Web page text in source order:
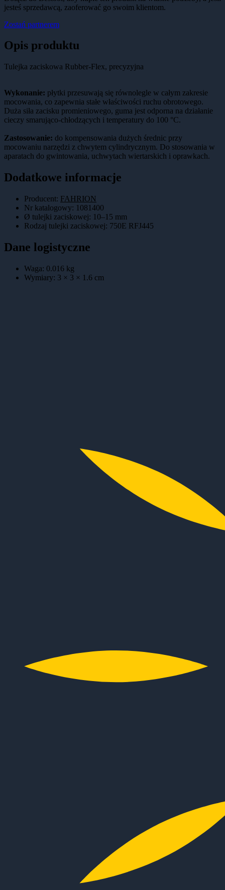
jesteś sprzedawcą, zaoferować go swoim klientom.
Zostań partnerem
Opis produktu
Tulejka zaciskowa Rubber-Flex, precyzyjna
Wykonanie: płytki przesuwają się równolegle w całym zakresie
mocowania, co zapewnia stałe właściwości ruchu obrotowego.
Duża siła zacisku promieniowego, guma jest odporna na działanie
cieczy smarująco-chłodzących i temperatury do 100 °C.
Zastosowanie: do kompensowania dużych średnic przy
mocowaniu narzędzi z chwytem cylindrycznym. Do stosowania w
aparatach do gwintowania, uchwytach wiertarskich i oprawkach.
Dodatkowe informacje
Producent: FAHRION
Nr katalogowy: 1081400
Ø tulejki zaciskowej: 10–15 mm
Rodzaj tulejki zaciskowej: 750E RFJ445
Dane logistyczne
Waga: 0.016 kg
Wymiary: 3 × 3 × 1.6 cm